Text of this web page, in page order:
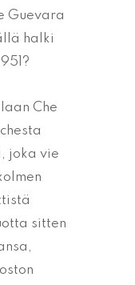
Guevara
halki
Che
joka vie
sitten